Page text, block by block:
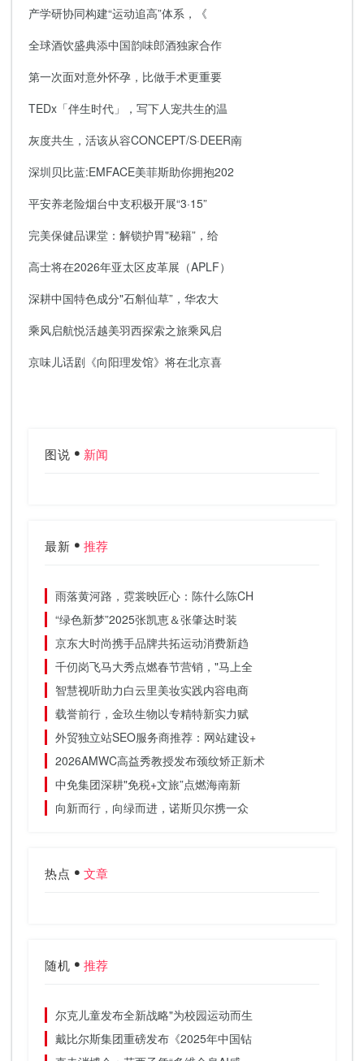
产学研协同构建“运动追高”体系，《
全球酒饮盛典添中国韵味郎酒独家合作
第一次面对意外怀孕，比做手术更重要
TEDx「伴生时代」，写下人宠共生的温
灰度共生，活该从容CONCEPT/S·DEER南
深圳贝比蓝:EMFACE美菲斯助你拥抱202
平安养老险烟台中支积极开展“3·15”
完美保健品课堂：解锁护胃"秘籍”，给
高士将在2026年亚太区皮革展（APLF）
深耕中国特色成分"石斛仙草”，华农大
乘风启航悦活越美羽西探索之旅乘风启
京味儿话剧《向阳理发馆》将在北京喜
图说 新闻
最新 推荐
雨落黄河路，霓裳映匠心：陈什么陈CH
“绿色新梦”2025张凯恵＆张肇达时装
京东大时尚携手品牌共拓运动消费新趋
千仞岗飞马大秀点燃春节营销，"马上全
智慧视听助力白云里美妆实践内容电商
载誉前行，金玖生物以专精特新实力赋
外贸独立站SEO服务商推荐：网站建设+
2026AMWC高益秀教授发布颈纹矫正新术
中免集团深耕"免税+文旅”点燃海南新
向新而行，向绿而进，诺斯贝尔携一众
热点 文章
随机 推荐
尔克儿童发布全新战略"为校园运动而生
戴比尔斯集团重磅发布《2025年中国钻